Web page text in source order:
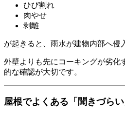
ひび割れ
肉やせ
剥離
が起きると、雨水が建物内部へ侵
外壁よりも先にコーキングが劣化
的な確認が大切です。
屋根でよくある「聞きづら